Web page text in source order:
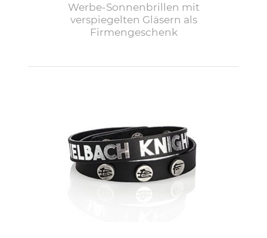
Werbe-Sonnenbrillen mit
verspiegelten Gläsern als
Firmengeschenk